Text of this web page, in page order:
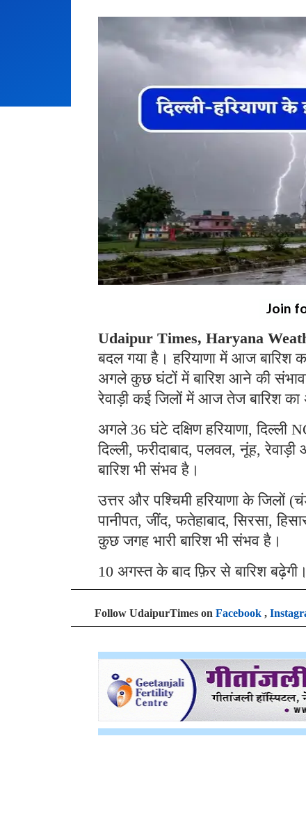
Join
Udaipur Times, Haryana
बदल गया है। हरियाणा में आज बारिश
अगले कुछ घंटों में बारिश आने की
रेवाड़ी कई जिलों में आज तेज बारिश का
अगले 36 घंटे दक्षिण हरियाणा, दिल्ली
दिल्ली, फरीदाबाद, पलवल, नूंह,
बारिश भी संभव है।
उत्तर और पश्चिमी हरियाणा के
पानीपत, जींद, फतेहाबाद, सिरसा,
कुछ जगह भारी बारिश भी संभव है।
10 अगस्त के बाद फ़िर से बारिश बढ़ेगी।
Follow UdaipurTimes on Facebook ,